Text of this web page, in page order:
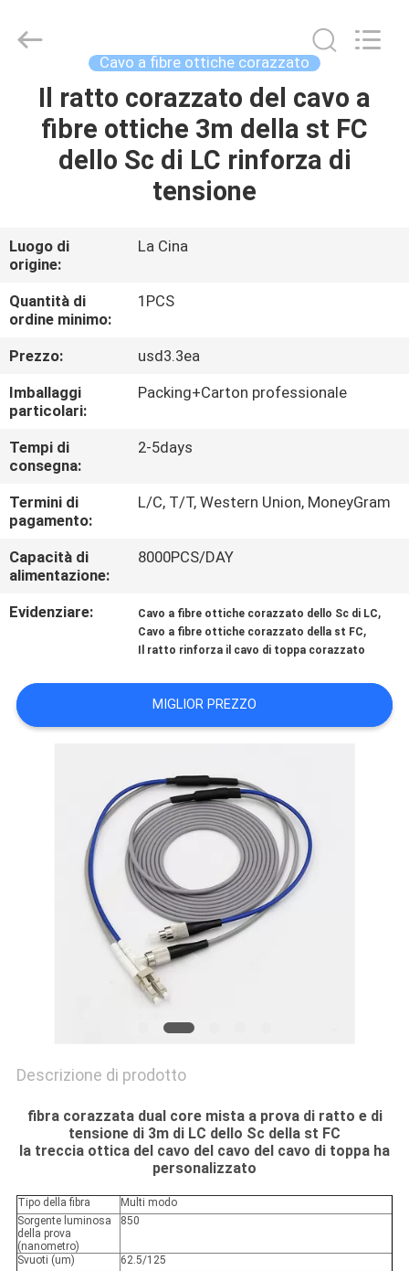
CASA
PRODOTTI
NOI
GIRO
DELLA
FABBRICA
CONTROLLO
DI
MAPPA
DEL
SITO
POLICY
WanyYi Telecom Tech Co.,Limited.
Cavo a fibre ottiche corazzato
Il ratto corazzato del cavo a
fibre ottiche 3m della st FC
dello Sc di LC rinforza di
tensione
Luogo di
origine:
La Cina
Quantità di
ordine minimo:
1PCS
Prezzo:
usd3.3ea
Imballaggi
particolari:
Packing+Carton professionale
Tempi di
consegna:
2-5days
Termini di
pagamento:
L/C, T/T, Western Union, MoneyGram
Capacità di
alimentazione:
8000PCS/DAY
Evidenziare: Cavo a fibre ottiche corazzato dello Sc di LC,
Cavo a fibre ottiche corazzato della st FC,
Il ratto rinforza il cavo di toppa corazzato
MIGLIOR PREZZO
Descrizione di prodotto
fibra corazzata dual core mista a prova di ratto e di
tensione di 3m di LC dello Sc della st FC
la treccia ottica del cavo del cavo del cavo di toppa ha
personalizzato
Tipo della fibra
Multi modo
Sorgente luminosa
della prova
(nanometro)
850
Svuoti (um)
62.5/125